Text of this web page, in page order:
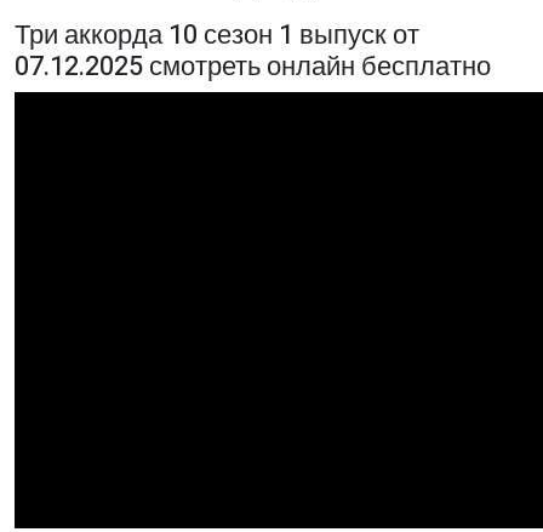
Три аккорда 10 сезон 1 выпуск от
07.12.2025 смотреть онлайн бесплатно